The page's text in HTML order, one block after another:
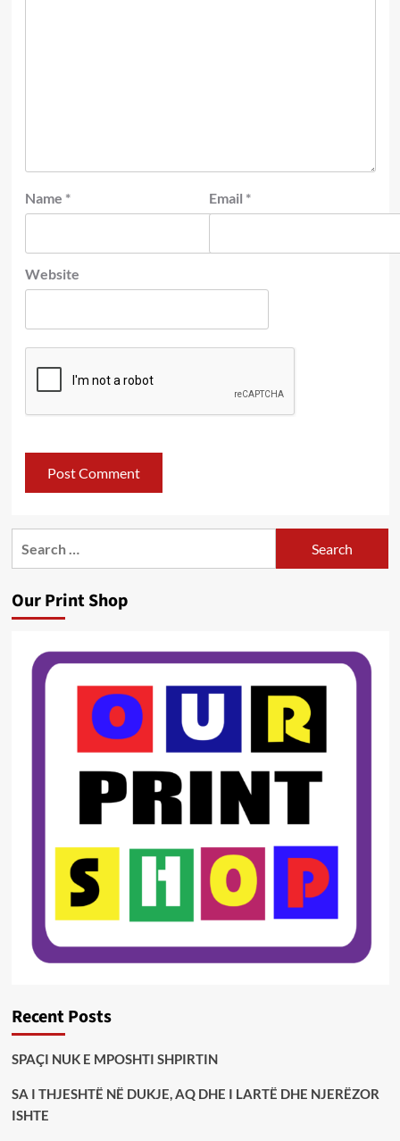
Name * Email *
Website
Our Print Shop
Recent Posts
SPAÇI NUK E MPOSHTI SHPIRTIN
SA I THJESHTË NË DUKJE, AQ DHE I LARTË DHE NJERËZOR
ISHTE